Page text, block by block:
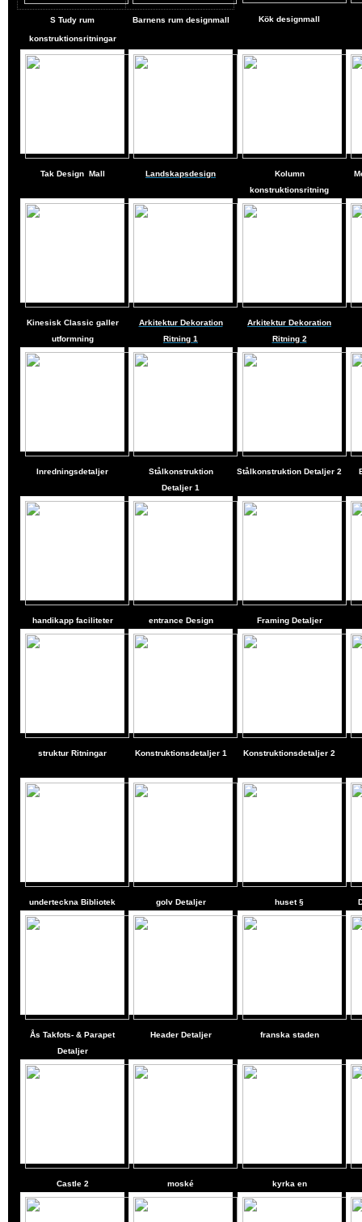
S Tudy rum
konstruktionsritningar
Barnens rum designmall Kök designmall
Tak Design Mall Landskapsdesign
Kolumn
konstruktionsritning
Kinesisk Classic galler
utformning
Arkitektur Dekoration
Ritning 1
Arkitektur Dekoration
Ritning 2
Inredningsdetaljer
Stålkonstruktion
Detaljer 1
Stålkonstruktion Detaljer 2
handikapp faciliteter entrance Design Framing Detaljer
struktur Ritningar Konstruktionsdetaljer 1 Konstruktionsdetaljer 2
underteckna Bibliotek golv Detaljer huset §
Ås Takfots- & Parapet
Detaljer
Header Detaljer franska staden
Castle2 moské kyrka en